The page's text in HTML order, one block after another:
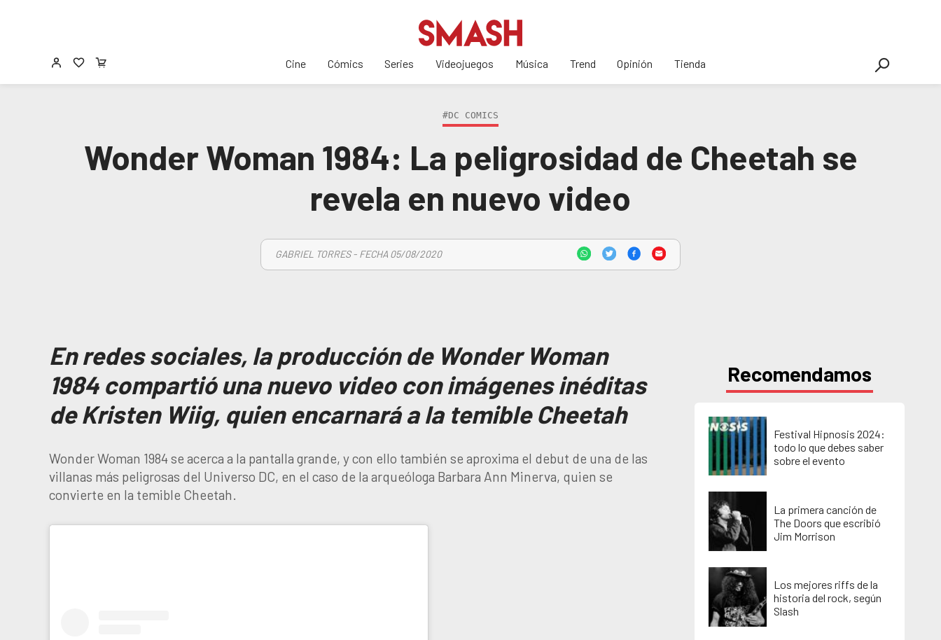
Cine Cómics Series Videojuegos Música Trend Opinión Tienda
#DC COMICS
Wonder Woman 1984: La peligrosidad de Cheetah se
revela en nuevo video
GABRIEL TORRES - FECHA 05/08/2020
En redes sociales, la producción de Wonder Woman
1984 compartió una nuevo video con imágenes inéditas
de Kristen Wiig, quien encarnará a la temible Cheetah
Wonder Woman 1984 se acerca a la pantalla grande, y con ello también se aproxima el debut de una de las
villanas más peligrosas del Universo DC, en el caso de la arqueóloga Barbara Ann Minerva, quien se
convierte en la temible Cheetah.
Recomendamos
Festival Hipnosis 2024:
todo lo que debes saber
sobre el evento
La primera canción de
The Doors que escribió
Jim Morrison
Los mejores riffs de la
historia del rock, según
Slash